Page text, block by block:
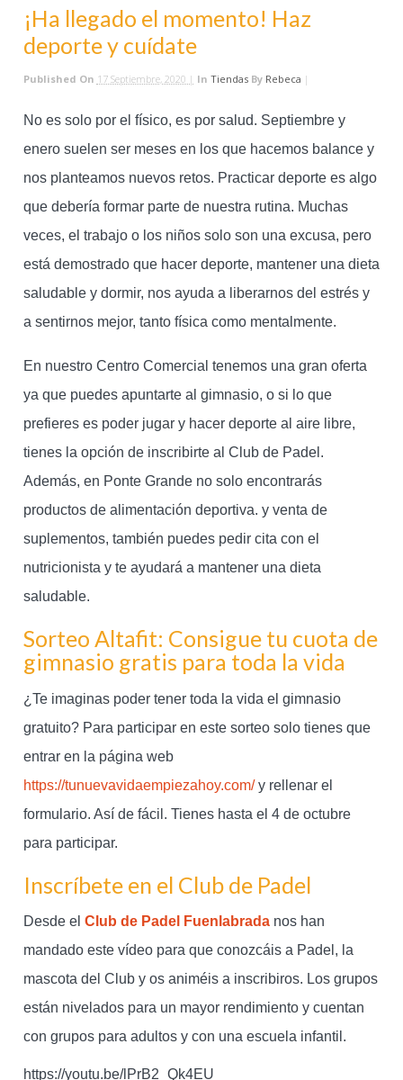
¡Ha llegado el momento! Haz
deporte y cuídate
Published On 17 Septiembre, 2020 | In Tiendas By Rebeca |
No es solo por el físico, es por salud. Septiembre y
enero suelen ser meses en los que hacemos balance y
nos planteamos nuevos retos. Practicar deporte es algo
que debería formar parte de nuestra rutina. Muchas
veces, el trabajo o los niños solo son una excusa, pero
está demostrado que hacer deporte, mantener una dieta
saludable y dormir, nos ayuda a liberarnos del estrés y
a sentirnos mejor, tanto física como mentalmente.
En nuestro Centro Comercial tenemos una gran oferta
ya que puedes apuntarte al gimnasio, o si lo que
prefieres es poder jugar y hacer deporte al aire libre,
tienes la opción de inscribirte al Club de Padel.
Además, en Ponte Grande no solo encontrarás
productos de alimentación deportiva. y venta de
suplementos, también puedes pedir cita con el
nutricionista y te ayudará a mantener una dieta
saludable.
Sorteo Altafit: Consigue tu cuota de
gimnasio gratis para toda la vida
¿Te imaginas poder tener toda la vida el gimnasio
gratuito? Para participar en este sorteo solo tienes que
entrar en la página web
https://tunuevavidaempiezahoy.com/y rellenar el
formulario. Así de fácil. Tienes hasta el 4 de octubre
para participar.
Inscríbete en el Club de Padel
Desde el Club de Padel Fuenlabradanos han
mandado este vídeo para que conozcáis a Padel, la
mascota del Club y os animéis a inscribiros. Los grupos
están nivelados para un mayor rendimiento y cuentan
con grupos para adultos y con una escuela infantil.
https://youtu.be/lPrB2_Qk4EU